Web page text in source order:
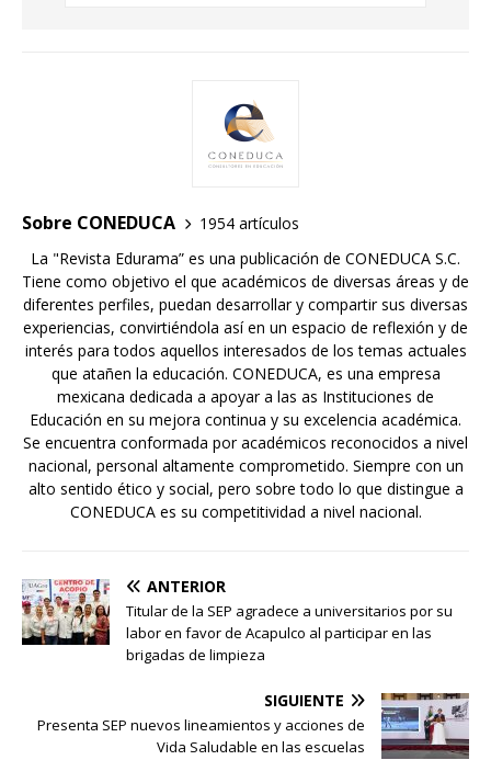
Sobre CONEDUCA
1954 artículos
La "Revista Edurama” es una publicación de CONEDUCA S.C.
Tiene como objetivo el que académicos de diversas áreas y de
diferentes perfiles, puedan desarrollar y compartir sus diversas
experiencias, convirtiéndola así en un espacio de reflexión y de
interés para todos aquellos interesados de los temas actuales
que atañen la educación. CONEDUCA, es una empresa
mexicana dedicada a apoyar a las as Instituciones de
Educación en su mejora continua y su excelencia académica.
Se encuentra conformada por académicos reconocidos a nivel
nacional, personal altamente comprometido. Siempre con un
alto sentido ético y social, pero sobre todo lo que distingue a
CONEDUCA es su competitividad a nivel nacional.
ANTERIOR
Titular de la SEP agradece a universitarios por su
labor en favor de Acapulco al participar en las
brigadas de limpieza
SIGUIENTE
Presenta SEP nuevos lineamientos y acciones de
Vida Saludable en las escuelas